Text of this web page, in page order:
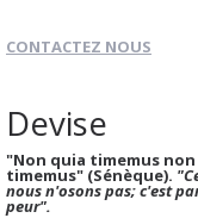
CONTACTEZ NOUS
Devise
"Non quia timemus
timemus" (Sénèque).
nous n'osons pas; c'est
peur".